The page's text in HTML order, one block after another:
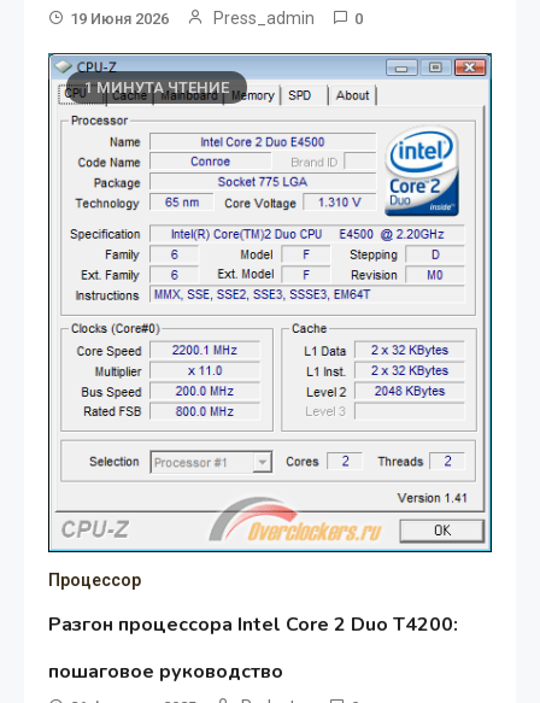
19 Июня 2026 Press_admin 0
1 МИНУТА ЧТЕНИЕ
Процессор
Разгон процессора Intel Core 2 Duo T4200:
пошаговое руководство